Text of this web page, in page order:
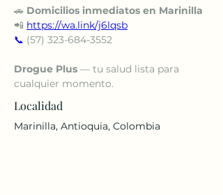
🚗 Domicilios inmediatos en Marinilla
📲 https://wa.link/j6lqsb
📞 (57) 323-684-3552
Drogue Plus — tu salud lista para
cualquier momento.
Localidad
Marinilla, Antioquia, Colombia